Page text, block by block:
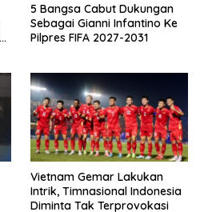
5 Bangsa Cabut Dukungan
Sebagai Gianni Infantino Ke
Pilpres FIFA 2027-2031
Vietnam Gemar Lakukan
Intrik, Timnasional Indonesia
Diminta Tak Terprovokasi